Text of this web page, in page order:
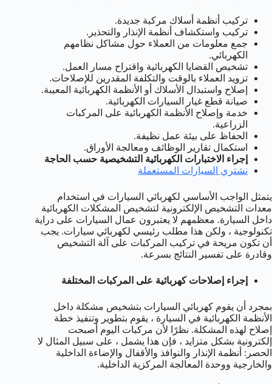
تركيب أنظمة أسلاك مركبة جديدة.
تركيب واستكشاف أنظمة الإنذار والتحذير.
جمع معلومات من العملاء حول مشاكل نظامهم
الكهربائي.
تشخيص القضايا الكهربائية واقتراح مسار العمل.
تزويد العملاء بالوقت والتكلفة المقدرين للإصلاحات.
إصلاح واستبدال الأسلاك أو الأنظمة الكهربائية المعيبة.
صيانة قطع غيار السيارات الكهربائية.
خدمة وإصلاح الأنظمة الكهربائية على المركبات
الزراعية.
الحفاظ على بيئة عمل نظيفة.
استكمال تقارير الوظائف ومعالجة الأوراق.
إجراء الاختبارات الكهربائية التشخيصية حسب الحاجة
نشتري السيارات المستعملة
يتمثل الواجب الأساسي لكهربائي السيارات في استخدام
معدات التشخيص الإلكترونية لتشخيص المشكلات الكهربائية
داخل السيارة. معظمهم لا يعتبرون عمال السيارات على دراية
تكنولوجية ، ولكن هذا مطلب رئيسي لكهربائي سيارات. يجب
أن تكون مريحة في تركيب المركبات على آلة التشخيص
وقادرة على تفسير النتائج بسرعة.
إجراء إصلاحات كهربائية على المركبات المختلفة
بمجرد أن يقوم كهربائي السيارات بتشخيص مشكلة داخل
الأنظمة الكهربائية في السيارة ، يقوم بتطوير وتنفيذ خطة
إصلاح لهذه المشكلة. نظرًا لأن مركبات اليوم أصبحت
إلكترونية بشكل متزايد ، فإن هذا يشمل ، على سبيل المثال لا
الحصر: أنظمة الإنذار والنوافذ والأقفال والإضاءة الداخلية
والخارجية ووحدة المعالجة المركزية الداخلية.